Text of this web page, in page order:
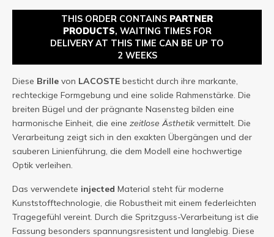
THIS ORDER CONTAINS PARTNER
PRODUCTS, WAITING TIMES FOR
DELIVERY AT THIS TIME CAN BE UP TO
2 WEEKS
Diese Brille von LACOSTE besticht durch ihre markante,
rechteckige Formgebung und eine solide Rahmenstärke. Die
breiten Bügel und der prägnante Nasensteg bilden eine
harmonische Einheit, die eine zeitlose Ästhetik vermittelt. Die
Verarbeitung zeigt sich in den exakten Übergängen und der
sauberen Linienführung, die dem Modell eine hochwertige
Optik verleihen.
Das verwendete injected Material steht für moderne
Kunststofftechnologie, die Robustheit mit einem federleichten
Tragegefühl vereint. Durch die Spritzguss-Verarbeitung ist die
Fassung besonders spannungsresistent und langlebig. Diese